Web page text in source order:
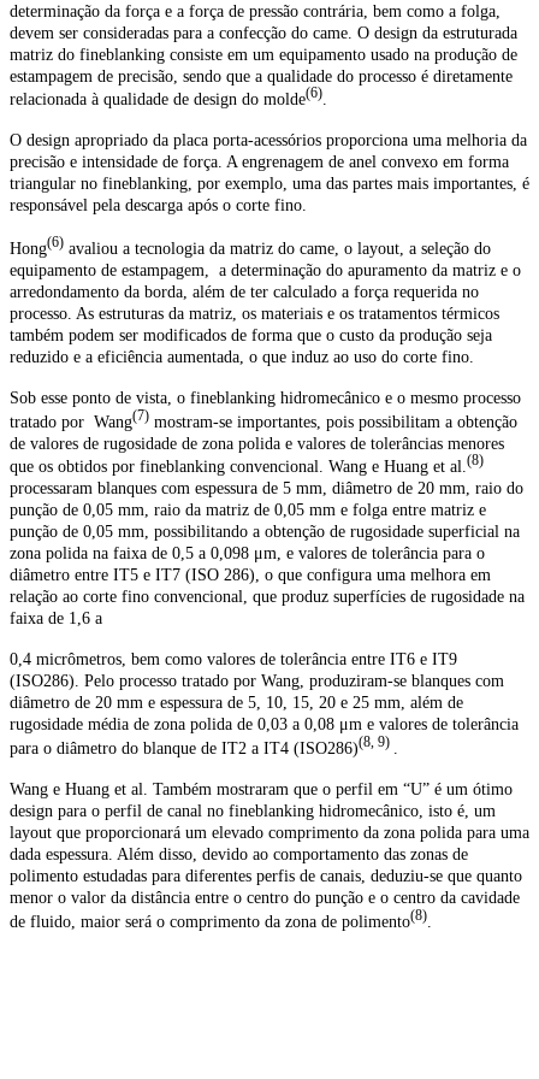
determinação da força e a força de pressão contrária, bem como a folga,
devem ser consideradas para a confecção do came. O design da estruturada
matriz do fineblanking consiste em um equipamento usado na produção de
estampagem de precisão, sendo que a qualidade do processo é diretamente
relacionada à qualidade de design do molde(6).
O design apropriado da placa porta-acessórios proporciona uma melhoria da
precisão e intensidade de força. A engrenagem de anel convexo em forma
triangular no fineblanking, por exemplo, uma das partes mais importantes, é
responsável pela descarga após o corte fino.
Hong(6) avaliou a tecnologia da matriz do came, o layout, a seleção do
equipamento de estampagem, a determinação do apuramento da matriz e o
arredondamento da borda, além de ter calculado a força requerida no
processo. As estruturas da matriz, os materiais e os tratamentos térmicos
também podem ser modificados de forma que o custo da produção seja
reduzido e a eficiência aumentada, o que induz ao uso do corte fino.
Sob esse ponto de vista, o fineblanking hidromecânico e o mesmo processo
tratado por Wang(7) mostram-se importantes, pois possibilitam a obtenção
de valores de rugosidade de zona polida e valores de tolerâncias menores
que os obtidos por fineblanking convencional. Wang e Huang et al.(8)
processaram blanques com espessura de 5 mm, diâmetro de 20 mm, raio do
punção de 0,05 mm, raio da matriz de 0,05 mm e folga entre matriz e
punção de 0,05 mm, possibilitando a obtenção de rugosidade superficial na
zona polida na faixa de 0,5 a 0,098 μm, e valores de tolerância para o
diâmetro entre IT5 e IT7 (ISO 286), o que configura uma melhora em
relação ao corte fino convencional, que produz superfícies de rugosidade na
faixa de 1,6 a
0,4 micrômetros, bem como valores de tolerância entre IT6 e IT9
(ISO286). Pelo processo tratado por Wang, produziram-se blanques com
diâmetro de 20 mm e espessura de 5, 10, 15, 20 e 25 mm, além de
rugosidade média de zona polida de 0,03 a 0,08 μm e valores de tolerância
para o diâmetro do blanque de IT2 a IT4 (ISO286)(8, 9)
Wang e Huang et al. Também mostraram que o perfil em “U” é um ótimo
design para o perfil de canal no fineblanking hidromecânico, isto é, um
layout que proporcionará um elevado comprimento da zona polida para uma
dada espessura. Além disso, devido ao comportamento das zonas de
polimento estudadas para diferentes perfis de canais, deduziu-se que quanto
menor o valor da distância entre o centro do punção e o centro da cavidade
de fluido, maior será o comprimento da zona de polimento(8)